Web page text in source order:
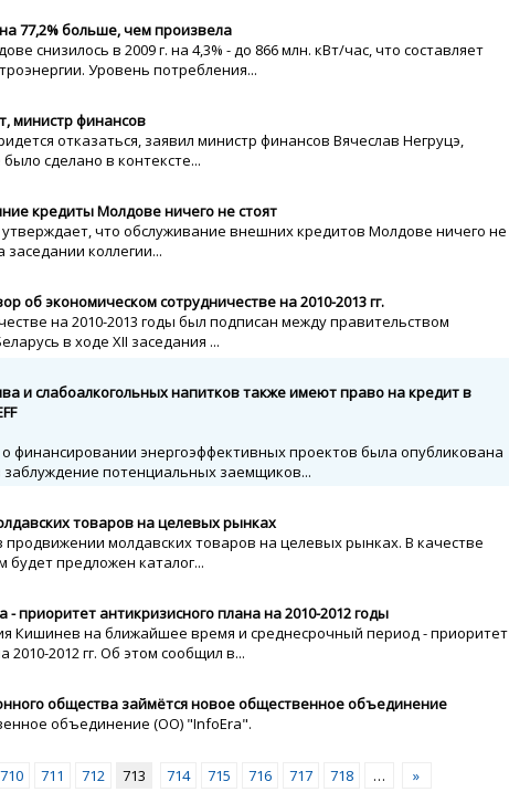
77,2% больше, чем произвела
снизилось в 2009 г. на 4,3% - до 866 млн. кВт/час, что составляет
Уровень потребления...
министр финансов
отказаться, заявил министр финансов Вячеслав Негруцэ,
сделано в контексте...
кредиты Молдове ничего не стоят
что обслуживание внешних кредитов Молдове ничего не
коллегии...
об экономическом сотрудничестве на 2010-2013 гг.
на 2010-2013 годы был подписан между правительством
в ходе XII заседания ...
и слабоалкогольных напитков также имеют право на кредит в
финансировании энергоэффективных проектов была опубликована
потенциальных заемщиков...
товаров на целевых рынках
молдавских товаров на целевых рынках. В качестве
предложен каталог...
приоритет антикризисного плана на 2010-2012 годы
Кишинев на ближайшее время и среднесрочный период - приоритет
2012 гг. Об этом сообщил в...
общества займётся новое общественное объединение
объединение (ОО) "InfoEra".
710 711 712 713 714 715 716 717 718 … »